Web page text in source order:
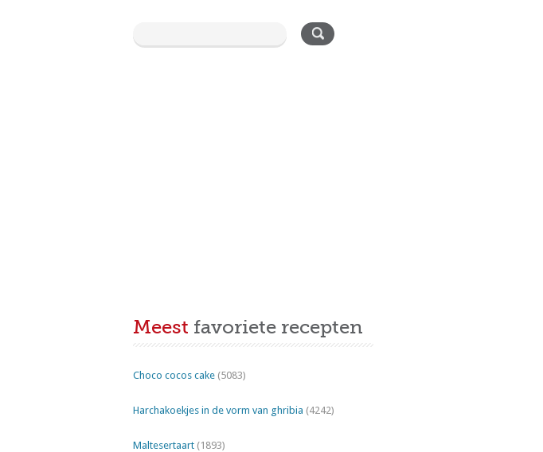
Meest favoriete recepten
Choco cocos cake (5083)
Harchakoekjes in de vorm van ghribia (4242)
Maltesertaart (1893)